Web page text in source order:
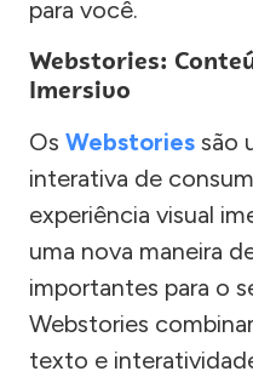
para você.
Webstories:
Imersivo
Os Webstories são
interativa de
experiência visual
uma nova maneira
importantes para o
Webstories
texto e